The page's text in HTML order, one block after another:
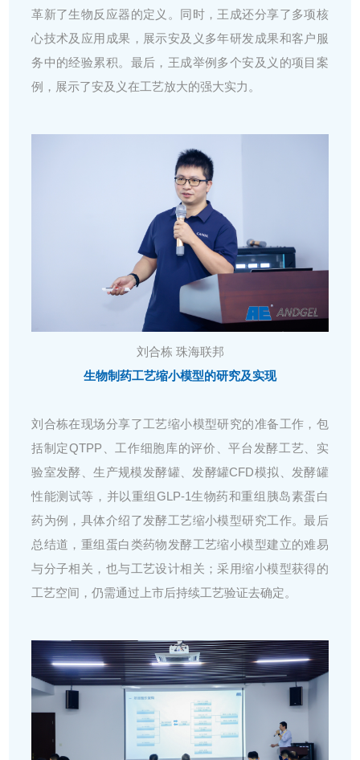
革新了生物反应器的定义。同时，王成还分享了多项核
心技术及应用成果，展示安及义多年研发成果和客户服
务中的经验累积。最后，王成举例多个安及义的项目案
例，展示了安及义在工艺放大的强大实力。
刘合栋 珠海联邦
生物制药工艺缩小模型的研究及实现
刘合栋在现场分享了工艺缩小模型研究的准备工作，包
括制定QTPP、工作细胞库的评价、平台发酵工艺、实
验室发酵、生产规模发酵罐、发酵罐CFD模拟、发酵罐
性能测试等，并以重组GLP-1生物药和重组胰岛素蛋白
药为例，具体介绍了发酵工艺缩小模型研究工作。最后
总结道，重组蛋白类药物发酵工艺缩小模型建立的难易
与分子相关，也与工艺设计相关；采用缩小模型获得的
工艺空间，仍需通过上市后持续工艺验证去确定。